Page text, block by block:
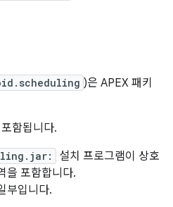
)은 APEX 패키
함됩니다.
설치 프로그램이 상호
을 포함합니다.
부입니다.